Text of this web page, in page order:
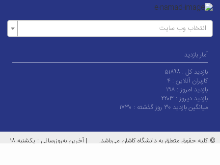
انتخاب وب سایت
آمار بازدید
بازدید کل : ۵۱۸۹۸
کاربران آنلاین : ۴
بازدید امروز : ۱۹۸
بازدید دیروز : ۲۲۰۳
میانگین بازدید ۳۰ روز گذشته :
۱۷۳۰
© کلیه حقوق متعلق به دانشگاه کاشان می‌باشد. |
آخرین به‌روزرسانی : یکشنبه ۱۸